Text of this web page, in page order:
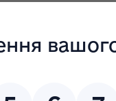
крові та